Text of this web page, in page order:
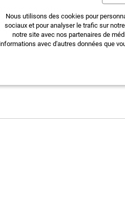
entre
avec des
à l'incendie et
du
Nous utilisons des cookies pour
sociaux et pour analyser le trafic sur
notre site avec nos partenaires de
informations avec d'autres données que